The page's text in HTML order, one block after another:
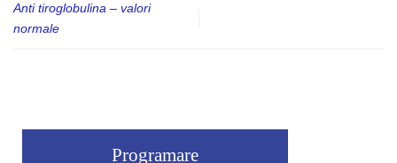
Anti tiroglobulina – valori
normale
Programare